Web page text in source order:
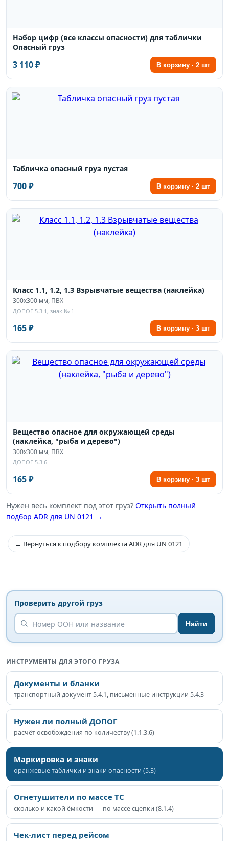
Проверить другой груз
Найти
ИНСТРУМЕНТЫ ДЛЯ ЭТОГО ГРУЗА
Документы и бланки
транспортный документ 5.4.1, письменные инструкции 5.4.3
Нужен ли полный ДОПОГ
расчёт освобождения по количеству (1.1.3.6)
Маркировка и знаки
оранжевые таблички и знаки опасности (5.3)
Огнетушители по массе ТС
сколько и какой ёмкости — по массе сцепки (8.1.4)
Чек-лист перед рейсом
Набор цифр (все классы опасности) для таблички
Опасный груз
3 110 ₽ В корзину · 2 шт
Табличка опасный груз пустая
700 ₽ В корзину · 2 шт
Класс 1.1, 1.2, 1.3 Взрывчатые вещества (наклейка)
300х300 мм, ПВХ
ДОПОГ 5.3.1, знак № 1
165 ₽ В корзину · 3 шт
Вещество опасное для окружающей среды
(наклейка, "рыба и дерево")
300х300 мм, ПВХ
ДОПОГ 5.3.6
165 ₽ В корзину · 3 шт
Нужен весь комплект под этот груз? Открыть полный
подбор ADR для UN 0121 →
← Вернуться к подбору комплекта ADR для UN 0121